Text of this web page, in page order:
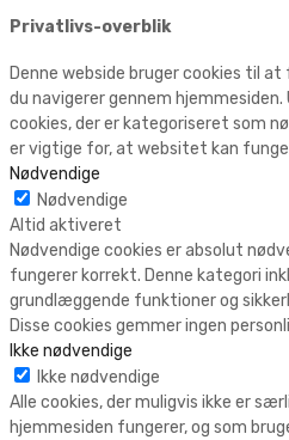
Privatlivs-overblik
Denne webside bruger cookies til
du navigerer gennem hjemmesiden.
cookies, der er kategoriseret som
er vigtige for, at websitet kan
Nødvendige
Nødvendige
Altid aktiveret
Nødvendige cookies er absolut
fungerer korrekt. Denne kategori
grundlæggende funktioner og
Disse cookies gemmer ingen
Ikke nødvendige
Ikke nødvendige
Alle cookies, der muligvis ikke er
hjemmesiden fungerer, og som